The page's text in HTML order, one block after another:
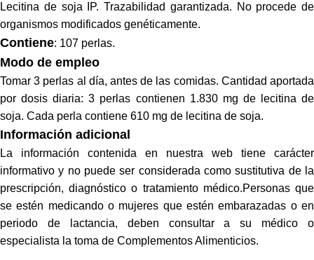
Lecitina de soja IP. Trazabilidad garantizada. No procede de
organismos modificados genéticamente.
Contiene: 107 perlas.
Modo de empleo
Tomar 3 perlas al día, antes de las comidas. Cantidad aportada
por dosis diaria: 3 perlas contienen 1.830 mg de lecitina de
soja. Cada perla contiene 610 mg de lecitina de soja.
Información adicional
La información contenida en nuestra web tiene carácter
informativo y no puede ser considerada como sustitutiva de la
prescripción, diagnóstico o tratamiento médico.Personas que
se estén medicando o mujeres que estén embarazadas o en
periodo de lactancia, deben consultar a su médico o
especialista la toma de Complementos Alimenticios.